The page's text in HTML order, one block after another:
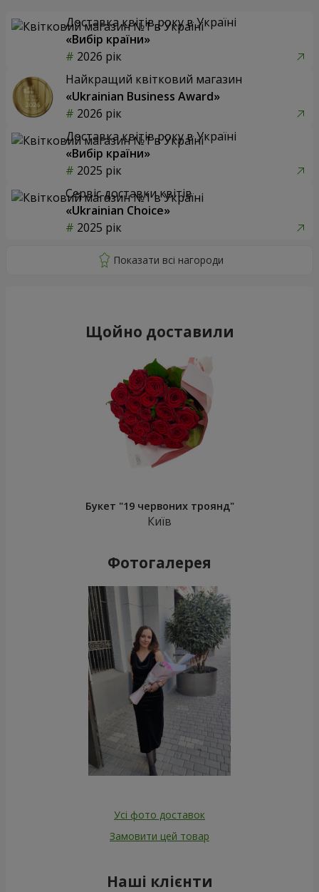
Доставка квітів року в Україні
«Вибір країни»
2026 рік
Найкращий квітковий магазин
«Ukrainian Business Award»
2026 рік
Доставка квітів року в Україні
«Вибір країни»
2025 рік
Сервіс доставки квітів
«Ukrainian Choice»
2025 рік
Щойно доставили
Букет "19 червоних троянд"
Київ
Фотогалерея
Усі фото доставок
Замовити цей товар
Наші клієнти